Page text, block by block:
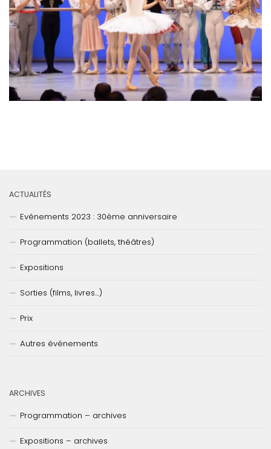
ACTUALITÉS
Evénements 2023 : 30ème anniversaire
Programmation (ballets, théâtres)
Expositions
Sorties (films, livres…)
Prix
Autres événements
ARCHIVES
Programmation – archives
Expositions – archives